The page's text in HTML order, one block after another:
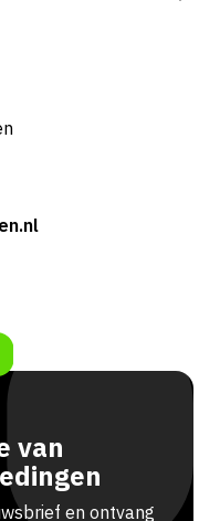
van
en ontvang